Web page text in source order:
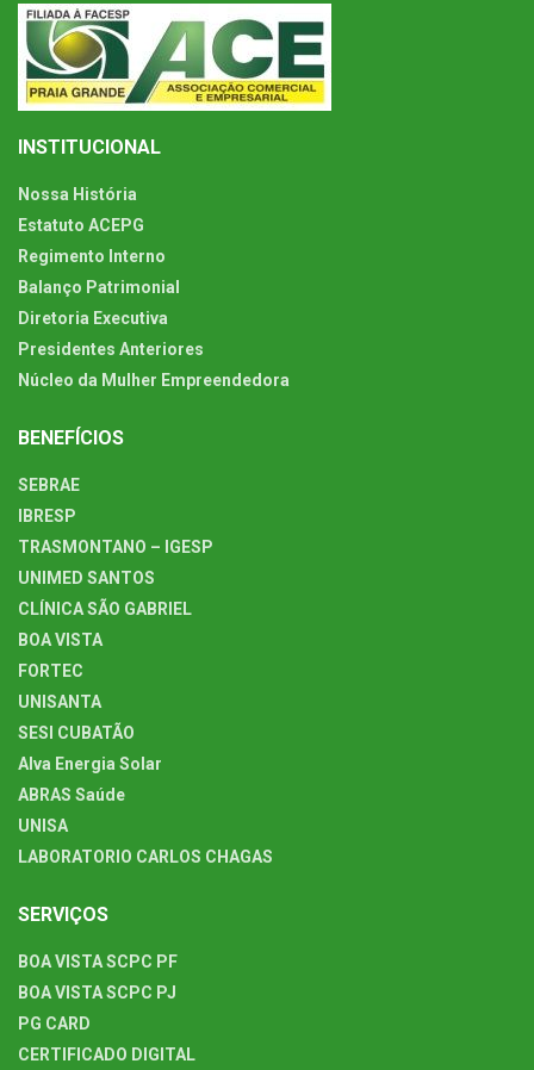
INSTITUCIONAL
Nossa História
Estatuto ACEPG
Regimento Interno
Balanço Patrimonial
Diretoria Executiva
Presidentes Anteriores
Núcleo da Mulher Empreendedora
BENEFÍCIOS
SEBRAE
IBRESP
TRASMONTANO – IGESP
UNIMED SANTOS
CLÍNICA SÃO GABRIEL
BOA VISTA
FORTEC
UNISANTA
SESI CUBATÃO
Alva Energia Solar
ABRAS Saúde
UNISA
LABORATORIO CARLOS CHAGAS
SERVIÇOS
BOA VISTA SCPC PF
BOA VISTA SCPC PJ
PG CARD
CERTIFICADO DIGITAL